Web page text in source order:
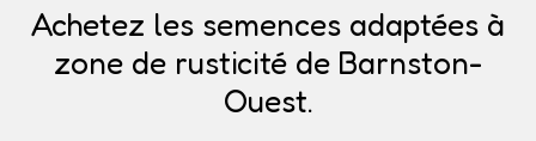
Achetez les semences adaptées à
zone de rusticité de Barnston-
Ouest.